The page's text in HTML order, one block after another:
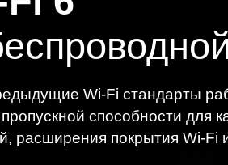
Wi‑Fi стандарты
способности для
расширения покрытия Wi-